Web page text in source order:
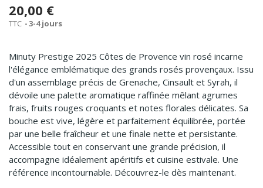
20,00 €
TTC 3-4 jours
Minuty Prestige 2025 Côtes de Provence vin rosé incarne
l'élégance emblématique des grands rosés provençaux. Issu
d'un assemblage précis de Grenache, Cinsault et Syrah, il
dévoile une palette aromatique raffinée mêlant agrumes
frais, fruits rouges croquants et notes florales délicates. Sa
bouche est vive, légère et parfaitement équilibrée, portée
par une belle fraîcheur et une finale nette et persistante.
Accessible tout en conservant une grande précision, il
accompagne idéalement apéritifs et cuisine estivale. Une
référence incontournable. Découvrez-le dès maintenant.